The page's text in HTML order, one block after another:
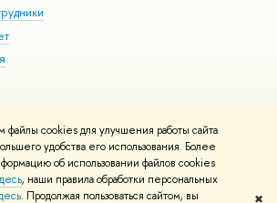
файлы cookies для улучшения работы сайта
удобства его использования. Более
об использовании файлов cookies
, наши правила обработки персональных
. Продолжая пользоваться сайтом, вы ✖
возможностями